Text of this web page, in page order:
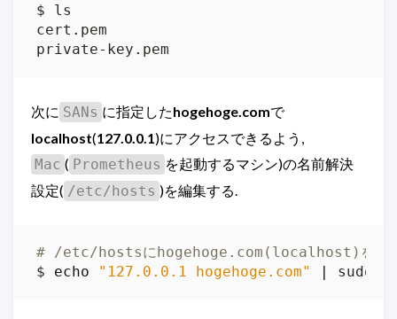
private-key.pem
次に SANs に指定したhogehoge.comで
localhost(127.0.0.1 )にアクセスできるよう,
Mac ( Prometheus を起動するマシン)の名前解決
設定( /etc/hosts )を編集する.
# /etc/hostsにhogehoge.com(localhost)を追
$ echo "127.0.0.1 hogehoge.com" | sudo